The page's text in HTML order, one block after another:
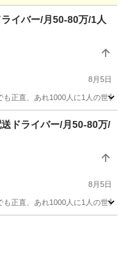
貨物
ライバー/月50-80万/1人
8月5日
も正直、あれ1000人に1人の世
送ドライバー/月50-80万/
8月5日
も正直、あれ1000人に1人の世